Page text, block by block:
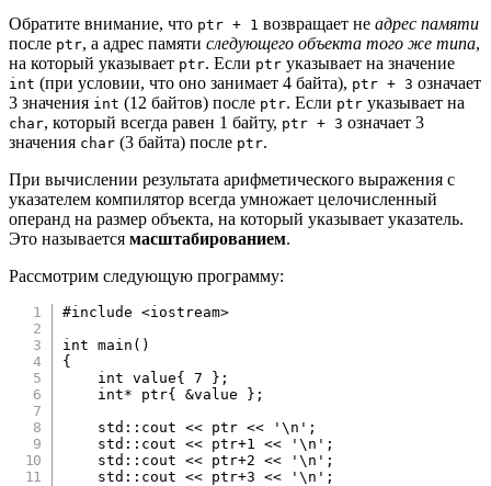
Обратите внимание, что ptr + 1 возвращает не адрес памяти
после ptr, а адрес памяти следующего объекта того же типа,
на который указывает ptr. Если ptr указывает на значение
int (при условии, что оно занимает 4 байта), ptr + 3 означает
3 значения int (12 байтов) после ptr. Если ptr указывает на
char, который всегда равен 1 байту, ptr + 3 означает 3
значения char (3 байта) после ptr.
При вычислении результата арифметического выражения с
указателем компилятор всегда умножает целочисленный
операнд на размер объекта, на который указывает указатель.
Это называется масштабированием.
Рассмотрим следующую программу:
#include
<iostream>
int
main ( )
{
int value{ 7 } ;
int* ptr{ &value } ;
    std
:: cout << ptr << '\n' ;
    std
:: cout << ptr+1 << '\n' ;
    std
:: cout << ptr+2 << '\n' ;
    std
:: cout << ptr+3 << '\n' ;